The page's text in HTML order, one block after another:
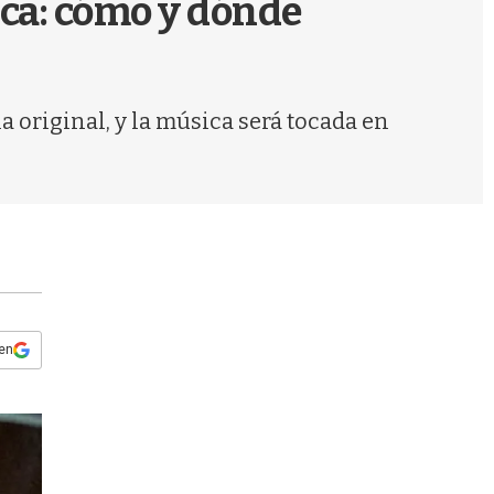
cómo y dónde
original, y la música será tocada en